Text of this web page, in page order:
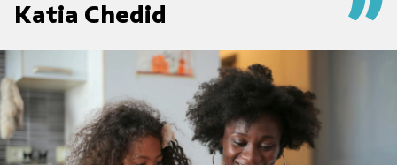
Katia Chedid